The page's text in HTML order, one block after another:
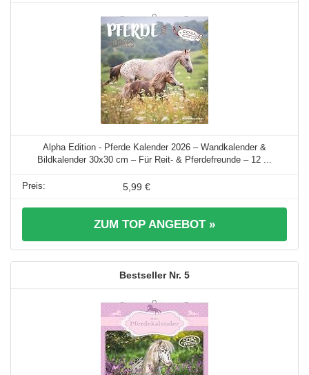
Alpha Edition - Pferde Kalender 2026 – Wandkalender &
Bildkalender 30x30 cm – Für Reit- & Pferdefreunde – 12 ...
5,99 €
ZUM TOP ANGEBOT »
5